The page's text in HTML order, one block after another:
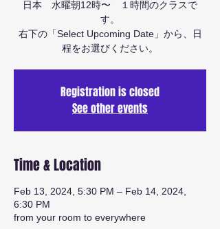
日本 水曜朝12時〜 １時間のクラスで
す。
右下の「Select Upcoming Date」から、日
程をお選びください。
Registration is closed
See other events
Time & Location
Feb 13, 2024, 5:30 PM – Feb 14, 2024,
6:30 PM
from your room to everywhere